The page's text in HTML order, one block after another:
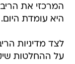
היא עומדת היום.
לצד מדיניות
על ההחלטות